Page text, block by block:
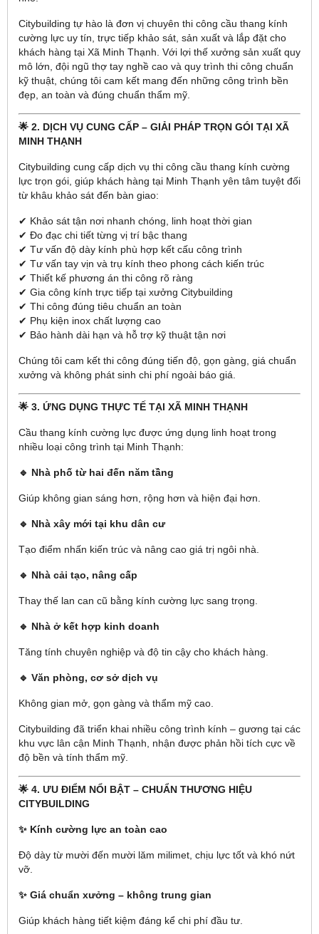
Citybuilding tự hào là đơn vị chuyên thi công cầu thang kính
cường lực uy tín, trực tiếp khảo sát, sản xuất và lắp đặt cho
khách hàng tại Xã Minh Thạnh. Với lợi thế xưởng sản xuất quy
mô lớn, đội ngũ thợ tay nghề cao và quy trình thi công chuẩn
kỹ thuật, chúng tôi cam kết mang đến những công trình bền
đẹp, an toàn và đúng chuẩn thẩm mỹ.
🌟 2. DỊCH VỤ CUNG CẤP – GIẢI PHÁP TRỌN GÓI TẠI XÃ
MINH THẠNH
Citybuilding cung cấp dịch vụ thi công cầu thang kính cường
lực trọn gói, giúp khách hàng tại Minh Thạnh yên tâm tuyệt đối
từ khâu khảo sát đến bàn giao:
✔ Khảo sát tận nơi nhanh chóng, linh hoạt thời gian
✔ Đo đạc chi tiết từng vị trí bậc thang
✔ Tư vấn độ dày kính phù hợp kết cấu công trình
✔ Tư vấn tay vịn và trụ kính theo phong cách kiến trúc
✔ Thiết kế phương án thi công rõ ràng
✔ Gia công kính trực tiếp tại xưởng Citybuilding
✔ Thi công đúng tiêu chuẩn an toàn
✔ Phụ kiện inox chất lượng cao
✔ Bảo hành dài hạn và hỗ trợ kỹ thuật tận nơi
Chúng tôi cam kết thi công đúng tiến độ, gọn gàng, giá chuẩn
xưởng và không phát sinh chi phí ngoài báo giá.
🌟 3. ỨNG DỤNG THỰC TẾ TẠI XÃ MINH THẠNH
Cầu thang kính cường lực được ứng dụng linh hoạt trong
nhiều loại công trình tại Minh Thạnh:
🔹 Nhà phố từ hai đến năm tầng
Giúp không gian sáng hơn, rộng hơn và hiện đại hơn.
🔹 Nhà xây mới tại khu dân cư
Tạo điểm nhấn kiến trúc và nâng cao giá trị ngôi nhà.
🔹 Nhà cải tạo, nâng cấp
Thay thế lan can cũ bằng kính cường lực sang trọng.
🔹 Nhà ở kết hợp kinh doanh
Tăng tính chuyên nghiệp và độ tin cậy cho khách hàng.
🔹 Văn phòng, cơ sở dịch vụ
Không gian mở, gọn gàng và thẩm mỹ cao.
Citybuilding đã triển khai nhiều công trình kính – gương tại các
khu vực lân cận Minh Thạnh, nhận được phản hồi tích cực về
độ bền và tính thẩm mỹ.
🌟 4. ƯU ĐIỂM NỔI BẬT – CHUẨN THƯƠNG HIỆU
CITYBUILDING
✨ Kính cường lực an toàn cao
Độ dày từ mười đến mười lăm milimet, chịu lực tốt và khó nứt
vỡ.
✨ Giá chuẩn xưởng – không trung gian
Giúp khách hàng tiết kiệm đáng kể chi phí đầu tư.